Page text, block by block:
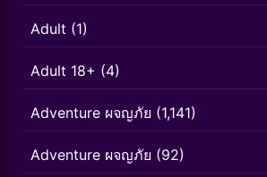
Adult (1)
Adult 18+ (4)
Adventure ผจญภัย (1,141)
Adventure ผจญภัย (92)